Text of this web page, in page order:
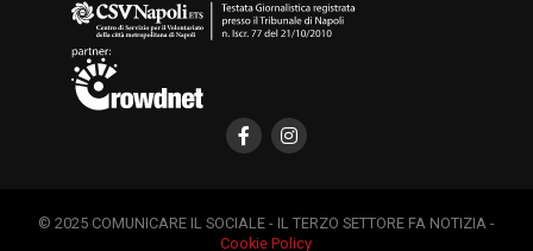
© 2025 COMUNICARE IL SOCIALE - IL TERZO SETTORE FA NOTIZIA -
Cookie Policy